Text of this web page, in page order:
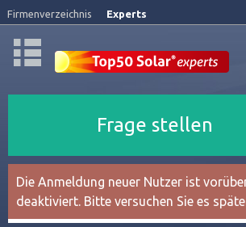
Firmenverzeichnis Experts
Frage stellen
Die Anmeldung neuer Nutzer ist
deaktiviert. Bitte versuchen Sie es